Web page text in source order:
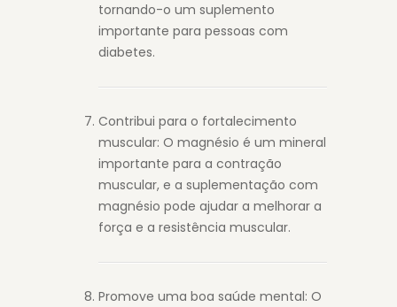
tornando-o um suplemento
importante para pessoas com
diabetes.
Contribui para o fortalecimento
muscular: O magnésio é um mineral
importante para a contração
muscular, e a suplementação com
magnésio pode ajudar a melhorar a
força e a resistência muscular.
Promove uma boa saúde mental: O